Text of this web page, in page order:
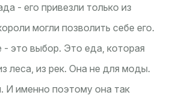
- его привезли только из
могли позволить себе его.
- это выбор. Это еда, которая
леса, из рек. Она не для моды.
И именно поэтому она так